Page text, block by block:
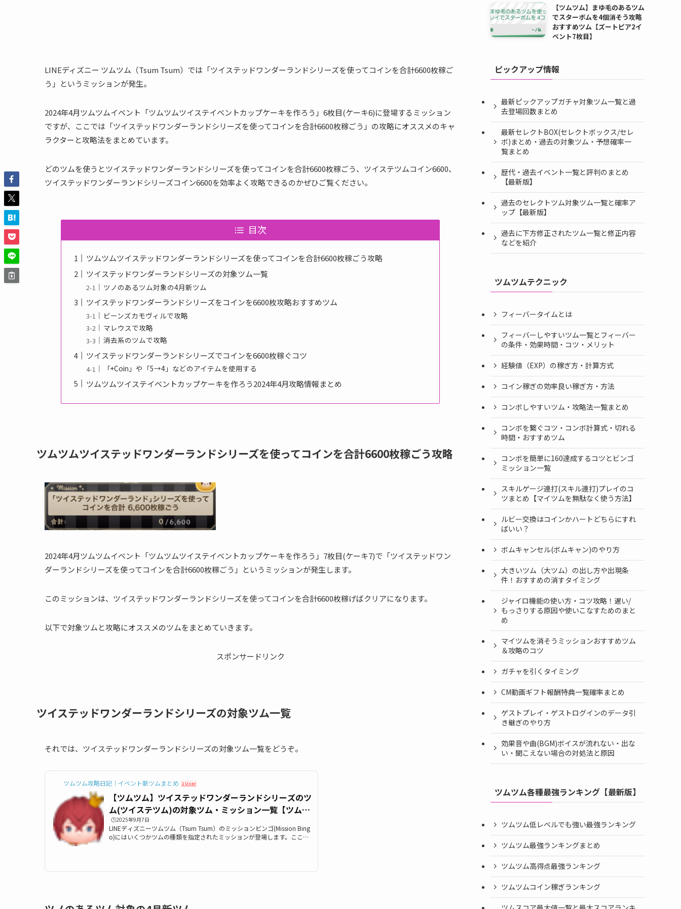
LINEディズニー ツムツム（Tsum Tsum）では「ツイステッドワンダーランドシリーズを使ってコインを合計6600枚稼ご
う」というミッションが発生。
2024年4月ツムツムイベント「ツムツムツイステイベントカップケーキを作ろう」6枚目(ケーキ6)に登場するミッション
ですが、ここでは「ツイステッドワンダーランドシリーズを使ってコインを合計6600枚稼ごう」の攻略にオススメのキャ
ラクターと攻略法をまとめています。
どのツムを使うとツイステッドワンダーランドシリーズを使ってコインを合計6600枚稼ごう、ツイステツムコイン6600、
ツイステッドワンダーランドシリーズコイン6600を効率よく攻略できるのかぜひご覧ください。
目次
ツムツムツイステッドワンダーランドシリーズを使ってコインを合計6600枚稼ごう攻略
ツイステッドワンダーランドシリーズの対象ツム一覧
ツノのあるツム対象の4月新ツム
ツイステッドワンダーランドシリーズをコインを6600枚攻略おすすめツム
ビーンズカモヴィルで攻略
マレウスで攻略
消去系のツムで攻略
ツイステッドワンダーランドシリーズでコインを6600枚稼ぐコツ
「+Coin」や「5→4」などのアイテムを使用する
ツムツムツイステイベントカップケーキを作ろう2024年4月攻略情報まとめ
ツムツムツイステッドワンダーランドシリーズを使ってコインを合計6600枚稼ごう攻略
2024年4月ツムツムイベント「ツムツムツイステイベントカップケーキを作ろう」7枚目(ケーキ7)で「ツイステッドワン
ダーランドシリーズを使ってコインを合計6600枚稼ごう」というミッションが発生します。
このミッションは、ツイステッドワンダーランドシリーズを使ってコインを合計6600枚稼げばクリアになります。
以下で対象ツムと攻略にオススメのツムをまとめていきます。
スポンサードリンク
ツイステッドワンダーランドシリーズの対象ツム一覧
それでは、ツイステッドワンダーランドシリーズの対象ツム一覧をどうぞ。
ツムツム攻略日記｜イベント新ツムまとめ 1 User
【ツムツム】ツイステッドワンダーランドシリーズのツ
ム(ツイステツム)の対象ツム・ミッション一覧【ツムツ
ムツイステ】
🕒️2025年9月7日
LINEディズニーツムツム（Tsum Tsum）のミッションビンゴ(Mission Bing
o)にはいくつかツムの種類を指定されたミッションが登場します。ここで
(ツイステシリーズ)のツムを使う全ミッションもぜひご覧ください。「ツイ
【ツムツム】まゆ毛のあるツム
でスターボムを4個消そう攻略
おすすめツム【ズートピア2イ
ベント7枚目】
ピックアップ情報
最新ピックアップガチャ対象ツム一覧と過
去登場回数まとめ
最新セレクトBOX(セレクトボックス/セレ
ボ)まとめ・過去の対象ツム・予想確率一
覧まとめ
歴代・過去イベント一覧と評判のまとめ
【最新版】
過去のセレクトツム対象ツム一覧と確率ア
ップ【最新版】
過去に下方修正されたツム一覧と修正内容
などを紹介
ツムツムテクニック
フィーバータイムとは
フィーバーしやすいツム一覧とフィーバー
の条件・効果時間・コツ・メリット
経験値（EXP）の稼ぎ方・計算方式
コイン稼ぎの効率良い稼ぎ方・方法
コンボしやすいツム・攻略法一覧まとめ
コンボを繋ぐコツ・コンボ計算式・切れる
時間・おすすめツム
コンボを簡単に160達成するコツとビンゴ
ミッション一覧
スキルゲージ連打(スキル連打)プレイのコ
ツまとめ【マイツムを無駄なく使う方法】
ルビー交換はコインかハートどちらにすれ
ばいい？
ボムキャンセル(ボムキャン)のやり方
大きいツム（大ツム）の出し方や出現条
件！おすすめの消すタイミング
ジャイロ機能の使い方・コツ攻略！遅い/
もっさりする原因や使いこなすためのまと
め
マイツムを消そうミッションおすすめツム
＆攻略のコツ
ガチャを引くタイミング
CM動画ギフト報酬特典一覧確率まとめ
ゲストプレイ・ゲストログインのデータ引
き継ぎのやり方
効果音や曲(BGM)ボイスが流れない・出な
い・聞こえない場合の対処法と原因
ツムツム各種最強ランキング【最新版】
ツムツム低レベルでも強い最強ランキング
ツムツム最強ランキングまとめ
ツムツム高得点最強ランキング
ツムツムコイン稼ぎランキング